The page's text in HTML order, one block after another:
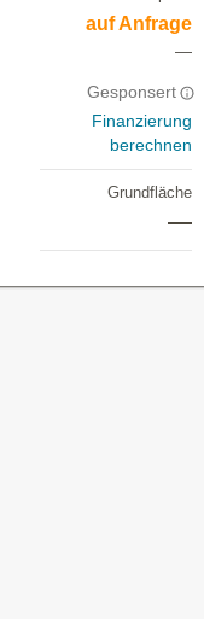
auf Anfrage
—
Gesponsert
Finanzierung
berechnen
Grundfläche
—